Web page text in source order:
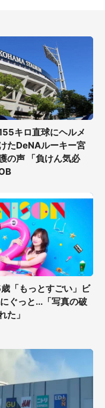
キロ直球にヘルメ
たDeNAルーキー宮
の声 「負けん気必
「もっとすごい」ビ
ぐっと...「写真の破
た」